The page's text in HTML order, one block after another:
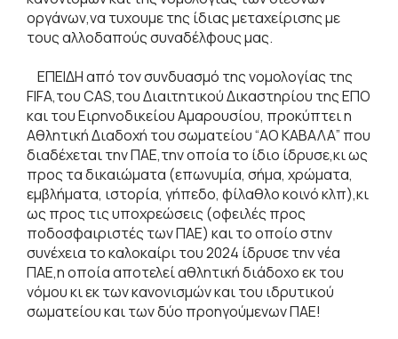
οργάνων,να τυχουμε της ίδιας μεταχείρισης με
τους αλλοδαπούς συναδέλφους μας.
ΕΠΕΙΔΗ από τον συνδυασμό της νομολογίας της
FIFA,του CAS,του Διαιτητικού Δικαστηρίου της ΕΠΟ
και του Ειρηνοδικείου Αμαρουσίου, προκύπτει η
Αθλητική Διαδοχή του σωματείου “ΑΟ ΚΑΒΑΛΑ” που
διαδέχεται την ΠΑΕ,την οποία το ίδιο ίδρυσε,κι ως
προς τα δικαιώματα (επωνυμία, σήμα, χρώματα,
εμβλήματα, ιστορία, γήπεδο, φίλαθλο κοινό κλπ),κι
ως προς τις υποχρεώσεις (οφειλές προς
ποδοσφαιριστές των ΠΑΕ) και το οποίο στην
συνέχεια το καλοκαίρι του 2024 ίδρυσε την νέα
ΠΑΕ,η οποία αποτελεί αθλητική διάδοχο εκ του
νόμου κι εκ των κανονισμών και του ιδρυτικού
σωματείου και των δύο προηγούμενων ΠΑΕ!